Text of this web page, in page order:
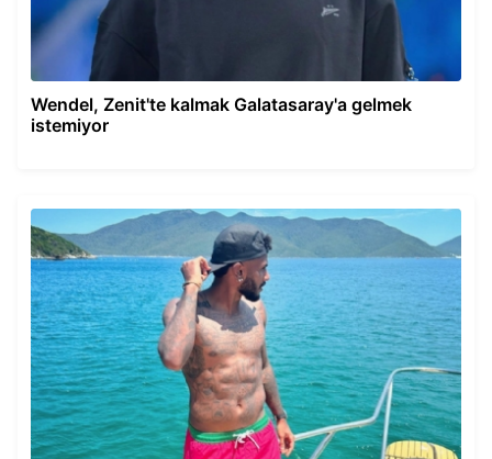
Wendel, Zenit'te kalmak Galatasaray'a gelmek
istemiyor